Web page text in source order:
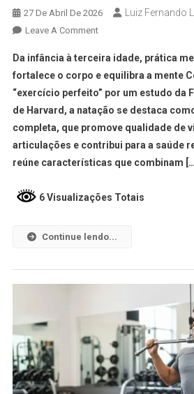
27 De Abril De 2026 Luiz Fernando
Leave A Comment
Da infância à terceira idade, prática
fortalece o corpo e equilibra a mente
“exercício perfeito” por um estudo da
de Harvard, a natação se destaca
completa, que promove qualidade de
articulações e contribui para a saúde
reúne características que combinam […]
6 Visualizações Totais
Continue lendo...